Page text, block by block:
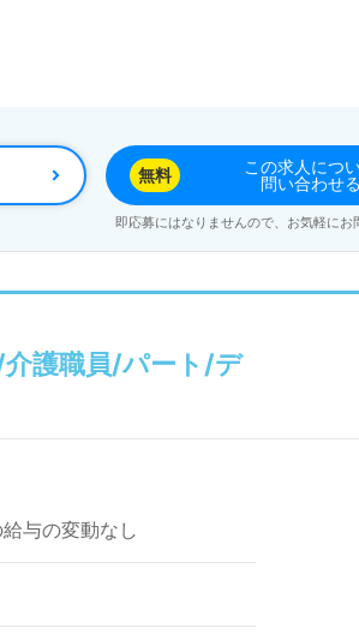
無料
この求人につ
問い合わせる
即応募にはなりませんので、お気軽にお
護職員/パート/デ
与の変動なし